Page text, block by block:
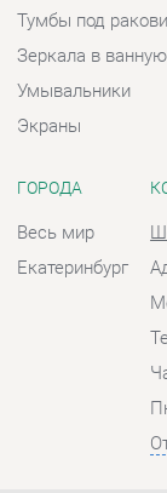
Весь мир
Екатеринбург